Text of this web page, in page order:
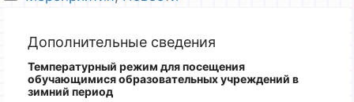
Дополнительные сведения
Температурный режим для посещения
обучающимися образовательных учреждений в
зимний период